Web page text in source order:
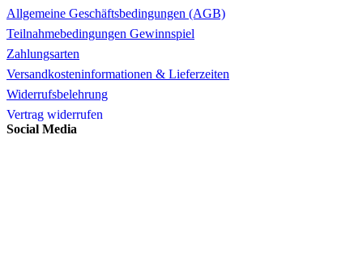
Allgemeine Geschäftsbedingungen (AGB)
Teilnahmebedingungen Gewinnspiel
Zahlungsarten
Versandkosteninformationen & Lieferzeiten
Widerrufsbelehrung
Vertrag widerrufen
Social Media